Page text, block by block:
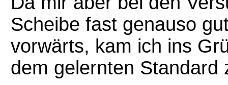
Scheibe fast genauso
vorwärts, kam ich ins
dem gelernten Standard